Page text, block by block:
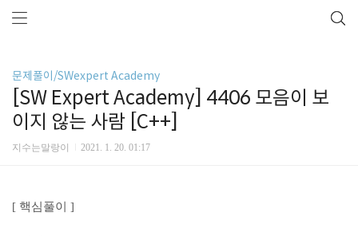
문제풀이/SWexpert Academy
[SW Expert Academy] 4406 모음이 보
이지 않는 사람 [C++]
지수는말랑이 2021. 1. 20. 01:17
[ 핵심풀이 ]